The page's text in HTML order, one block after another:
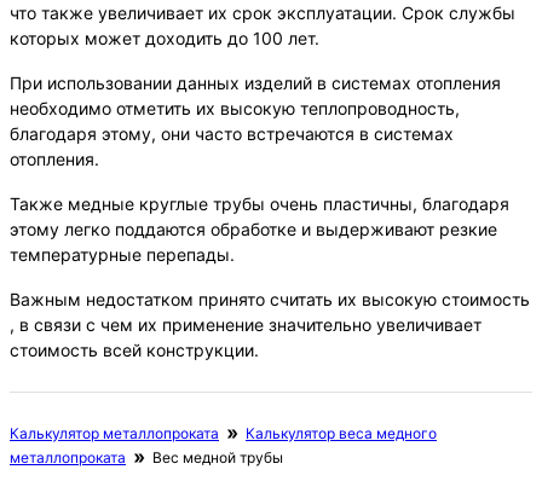
что также увеличивает их срок эксплуатации. Срок службы
которых может доходить до 100 лет.
При использовании данных изделий в системах отопления
необходимо отметить их высокую теплопроводность,
благодаря этому, они часто встречаются в системах
отопления.
Также медные круглые трубы очень пластичны, благодаря
этому легко поддаются обработке и выдерживают резкие
температурные перепады.
Важным недостатком принято считать их высокую стоимость
, в связи с чем их применение значительно увеличивает
стоимость всей конструкции.
Калькулятор металлопроката
Калькулятор веса медного
металлопроката
Вес медной трубы